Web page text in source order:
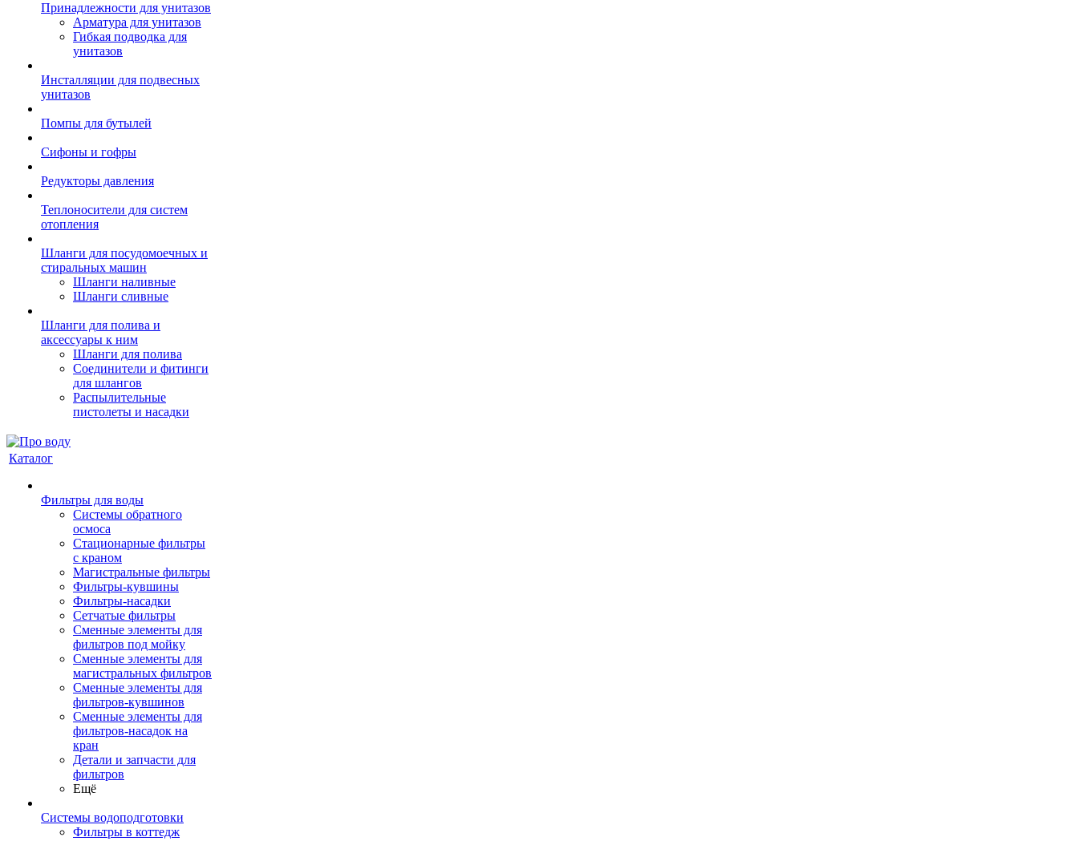
Принадлежности для унитазов
Арматура для унитазов
Гибкая подводка для
унитазов
Инсталляции для подвесных
унитазов
Помпы для бутылей
Сифоны и гофры
Редукторы давления
Теплоносители для систем
отопления
Шланги для посудомоечных и
стиральных машин
Шланги наливные
Шланги сливные
Шланги для полива и
аксессуары к ним
Шланги для полива
Соединители и фитинги
для шлангов
Распылительные
пистолеты и насадки
Каталог
Фильтры для воды
Системы обратного
осмоса
Стационарные фильтры
с краном
Магистральные фильтры
Фильтры-кувшины
Фильтры-насадки
Сетчатые фильтры
Сменные элементы для
фильтров под мойку
Сменные элементы для
магистральных фильтров
Сменные элементы для
фильтров-кувшинов
Сменные элементы для
фильтров-насадок на
кран
Детали и запчасти для
фильтров
Ещё
Системы водоподготовки
Фильтры в коттедж